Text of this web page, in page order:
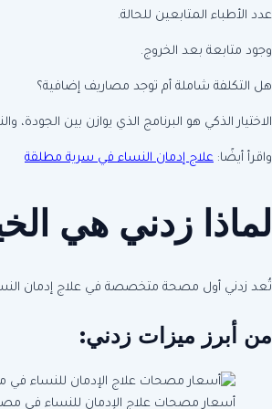
عدد الأطباء المتابعين للحالة.
وجود متابعة بعد الخروج.
هل التكلفة شاملة أم توجد مصاريف إضافية؟
الاختيار الذكي هو البرنامج الذي يوازن بين الجودة،
واقرأ أيضًا: علاج إدمان النساء في سرية مطلقة
لماذا زدني هي
تُعد زدني أول مصحة متخصصة في علاج إدمان
من أبرز ميزات زدني:
أسعار مصحات علاج الإدمان للنساء في